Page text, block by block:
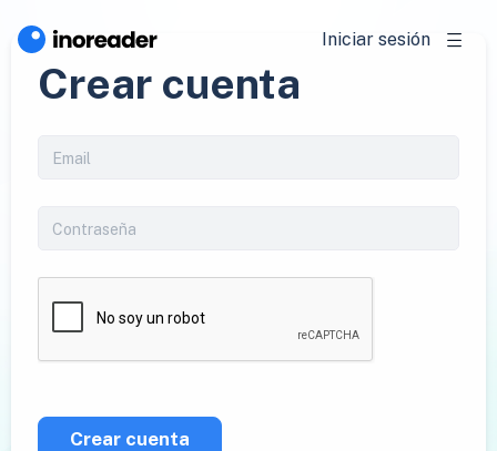
Iniciar sesión
Crear cuenta
Crear cuenta